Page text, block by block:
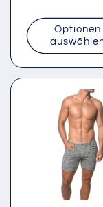
Optionen